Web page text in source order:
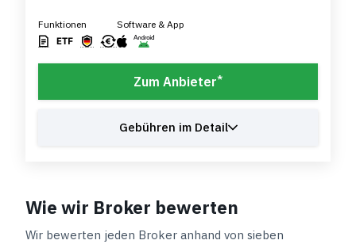
Funktionen Software & App
Zum Anbieter*
Gebühren im Detail
Wie wir Broker bewerten
Wir bewerten jeden Broker anhand von sieben